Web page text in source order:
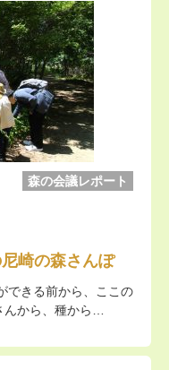
森の会議レポート
崎の森さんぽ
きる前から、ここの
から、種から…